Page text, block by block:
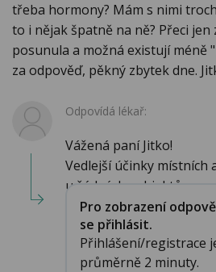
třeba hormony? Mám s nimi
to i nějak špatně na ně? Přeci jen
posunula a možná existují méně
za odpověď, pěkný zbytek dne.
Odpovídá lékař:
Vážená paní Jitko!
Vedlejší účinky místních
u žádných subjektů...
Pro zobrazení
se přihlásit.
Přihlášení/registrace
průměrně 2 minuty.